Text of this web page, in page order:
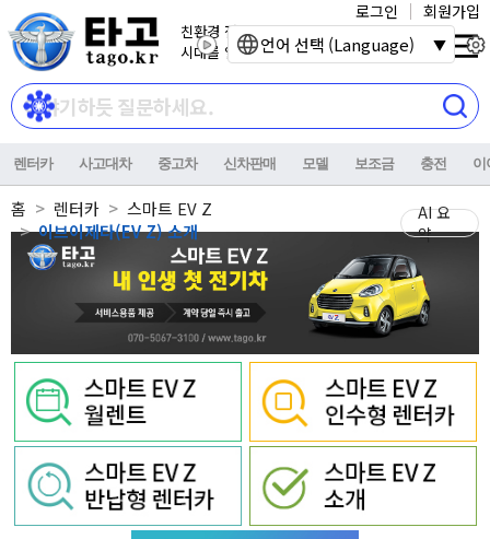
친환경 전기자동차
시대를 열어갑니다.
로그인 회원가입
렌터카 사고대차 중고차 신차판매 모델 보조금 충전 이
홈 렌터카
스마트 EV Z
이브이제타(EV Z) 소개
AI 요
약
언어 선택 (Language)